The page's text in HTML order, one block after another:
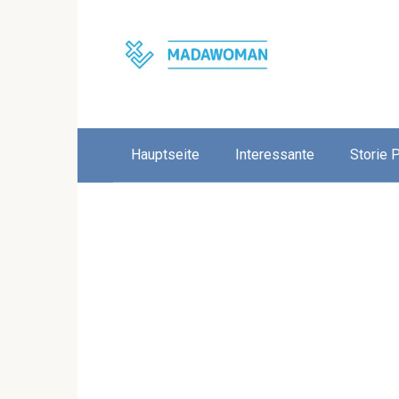
Hauptseite Interessante Storie